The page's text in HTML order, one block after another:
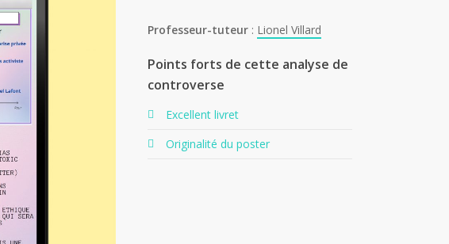
Professeur-tuteur: Lionel Villard
Points forts de cette analyse de
controverse
Excellent livret
Originalité du poster